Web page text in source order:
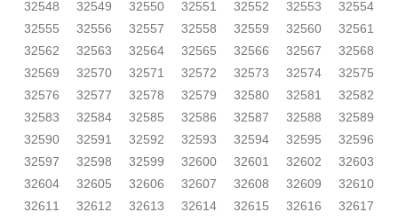
32548
32549 32550 32551 32552 32553
32554
32555
32556 32557 32558 32559 32560
32561
32562
32563 32564 32565 32566 32567
32568
32569
32570 32571 32572 32573 32574
32575
32576
32577 32578 32579 32580 32581
32582
32583
32584 32585 32586 32587 32588
32589
32590
32591 32592 32593 32594 32595
32596
32597
32598 32599 32600 32601 32602
32603
32604
32605 32606 32607 32608 32609
32610
32611
32612 32613 32614 32615 32616
32617